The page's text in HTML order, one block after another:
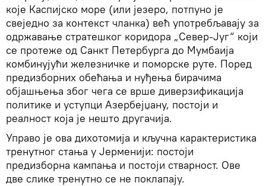
које Каспијско море (или језеро, потпуно је
свеједно за контекст чланка) већ употребљавају за
одржавање стратешког коридора „Север-Југ“ који
се протеже од Санкт Петербурга до Мумбаија
комбинујући железничке и поморске руте. Поред
предизборних обећања и нуђења бирачима
објашњења због чега се врше диверзификација
политике и уступци Азербејџану, постоји и
реалност која је нешто другачија.
Управо је ова дихотомија и кључна карактеристика
тренутног стања у Јерменији: постоји
предизборна кампања и постоји стварност. Ове
две слике тренутно се не поклапају.